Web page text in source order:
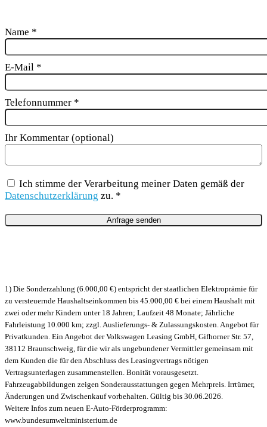
Name *
E-Mail *
Telefonnummer *
Ihr Kommentar (optional)
Ich stimme der Verarbeitung meiner Daten gemäß der
Datenschutzerklärung zu. *
1) Die Sonderzahlung (6.000,00 €) entspricht der staatlichen Elektroprämie für
zu versteuernde Haushaltseinkommen bis 45.000,00 € bei einem Haushalt mit
zwei oder mehr Kindern unter 18 Jahren; Laufzeit 48 Monate; Jährliche
Fahrleistung 10.000 km; zzgl. Auslieferungs- & Zulassungskosten. Angebot für
Privatkunden. Ein Angebot der Volkswagen Leasing GmbH, Gifhorner Str. 57,
38112 Braunschweig, für die wir als ungebundener Vermittler gemeinsam mit
dem Kunden die für den Abschluss des Leasingvertrags nötigen
Vertragsunterlagen zusammenstellen. Bonität vorausgesetzt.
Fahrzeugabbildungen zeigen Sonderausstattungen gegen Mehrpreis. Irrtümer,
Änderungen und Zwischenkauf vorbehalten. Gültig bis 30.06.2026.
Weitere Infos zum neuen E-Auto-Förderprogramm:
www.bundesumweltministerium.de